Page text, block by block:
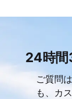
24時
ご質問
も、カ